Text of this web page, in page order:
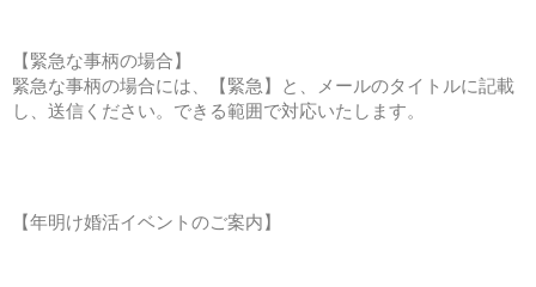
【緊急な事柄の場合】
緊急な事柄の場合には、【緊急】と、メールのタイトルに記載
し、送信ください。できる範囲で対応いたします。
【年明け婚活イベントのご案内】